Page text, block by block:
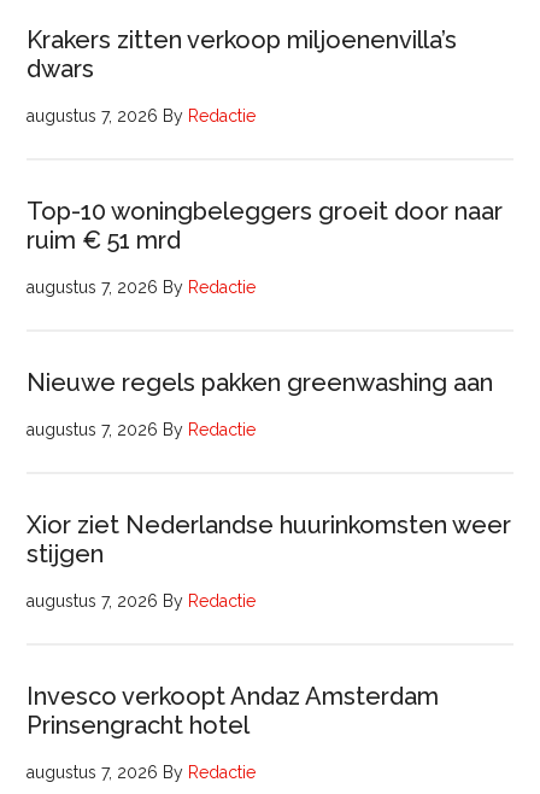
Krakers zitten verkoop miljoenenvilla’s
dwars
augustus 7, 2026 By Redactie
Top-10 woningbeleggers groeit door naar
ruim € 51 mrd
augustus 7, 2026 By Redactie
Nieuwe regels pakken greenwashing aan
augustus 7, 2026 By Redactie
Xior ziet Nederlandse huurinkomsten weer
stijgen
augustus 7, 2026 By Redactie
Invesco verkoopt Andaz Amsterdam
Prinsengracht hotel
augustus 7, 2026 By Redactie